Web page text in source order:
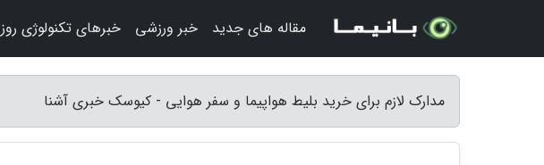
مدارک لازم برای خرید بلیط هواپیما و سفر هوایی - کیوسک خبری آشنا
مقاله های جدید خبر ورزشی خبرهای تکنولوژی روز